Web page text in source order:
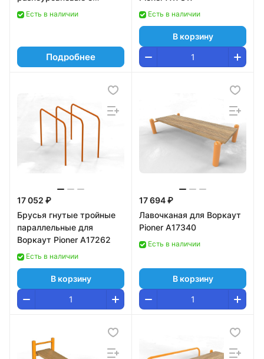
упором для ног для
лежа на низкой
перекладине», высота –
Есть в наличии
Подробнее
Есть в наличии
В корзину
17 052 ₽
Брусья гнутые тройные
параллельные для
Воркаут Pioner A17262
Есть в наличии
В корзину
17 694 ₽
Лавочканая для Воркаут
Pioner A17340
Есть в наличии
В корзину